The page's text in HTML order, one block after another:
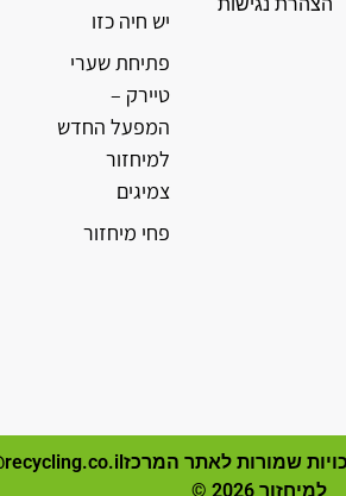
יש חיה כזו
פתיחת שערי
טיירק –
המפעל החדש
למיחזור
צמיגים
פחי מיחזור
שמורות לאתר המרכז
למיחזור 2026 ©